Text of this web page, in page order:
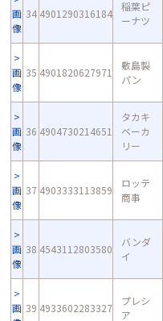
画
像
34 4901290316184
稲葉ピ
ーナツ
画
像
35 4901820627971
敷島製
パン
画
像
36 4904730214651
タカキ
ベーカ
リー
画
像
37 4903333113859
ロッテ
商事
画
像
38 4543112803580
バンダ
イ
画 39 4933602283327
プレシ
ア